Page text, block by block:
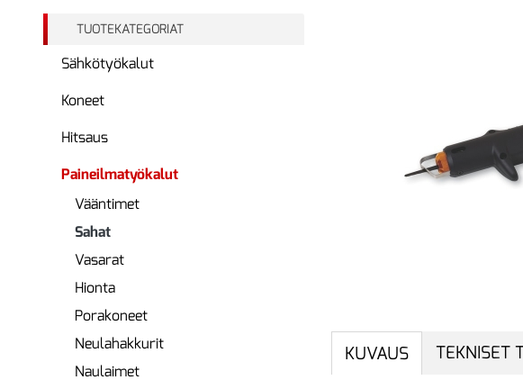
TUOTEKATEGORIAT
Sähkötyökalut
Koneet
Hitsaus
Paineilmatyökalut
Vääntimet
Sahat
Vasarat
Hionta
Porakoneet
Neulahakkurit
Naulaimet
KUVAUS TEKNISET